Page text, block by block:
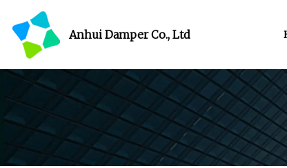
Anhui Damper Co., Ltd